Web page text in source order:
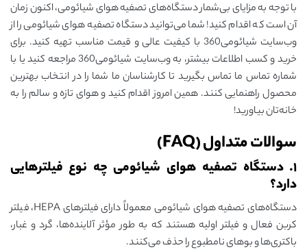
با توجه به مزایای بی‌شمار دستگاه‌های تصفیه هوای شیائومی، اکنون زمان
آن است که اقدام کنید! شما می‌توانید دستگاه تصفیه هوای شیائومی را از
وب‌سایت شیائومی360 با کیفیت عالی و قیمت مناسب تهیه کنید. برای
خرید و کسب اطلاعات بیشتر، به وب‌سایت شیائومی360 مراجعه کنید یا با
شماره تماس ما تماس بگیرید تا کارشناسان ما شما را در انتخاب بهترین
محصول راهنمایی کنند. همین امروز اقدام کنید و هوای تازه و سالم را به
خانه‌تان بیاورید!
سوالات متداول (FAQ)
۱. دستگاه تصفیه هوای شیائومی چه نوع فیلترهایی
دارد؟
دستگاه‌های تصفیه هوای شیائومی معمولاً دارای فیلترهای HEPA، فیلتر
کربن فعال و فیلتر اولیه هستند که به طور مؤثر آلاینده‌ها، گرد و غبار،
باکتری‌ها و بوهای نامطبوع را حذف می‌کنند.